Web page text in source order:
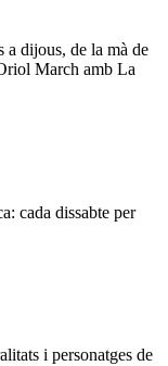
a dijous, de la mà de
March amb La
cada dissabte per
i personatges de